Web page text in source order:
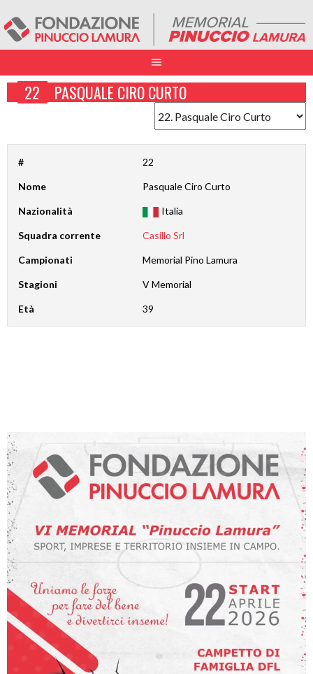
22 PASQUALE CIRO CURTO
# 22
Nome Pasquale Ciro Curto
Nazionalità Italia
Squadra corrente Casillo Srl
Campionati Memorial Pino Lamura
Stagioni V Memorial
Età 39